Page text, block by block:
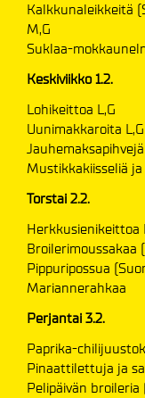
Kalkkunaleikkeitä
M,G
Suklaa-
Keskiviikko 1.2.
Lohikeittoa L,G
Uunimakkaroita L,G
Mustikkakiisseliä
Torstai 2.2.
Herkkusienikeittoa
Broilerimoussakaa
Pippuripossua
Mariannerahkaa
Perjantai 3.2.
Paprika-
Pinaattilettuja ja
Pelipäivän broileria